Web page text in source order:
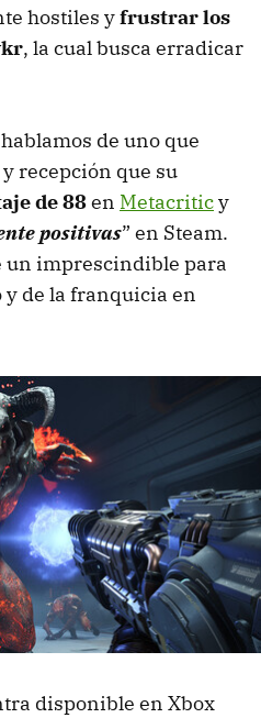
hostiles yfrustrar los
, la cual busca erradicar
de uno que
recepción que su
de 88en Metacriticy
positivas” en Steam.
un imprescindible para
y de la franquicia en
disponible en Xbox